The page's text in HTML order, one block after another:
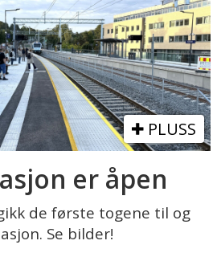
PLUSS
er åpen
de første togene til og
Se bilder!